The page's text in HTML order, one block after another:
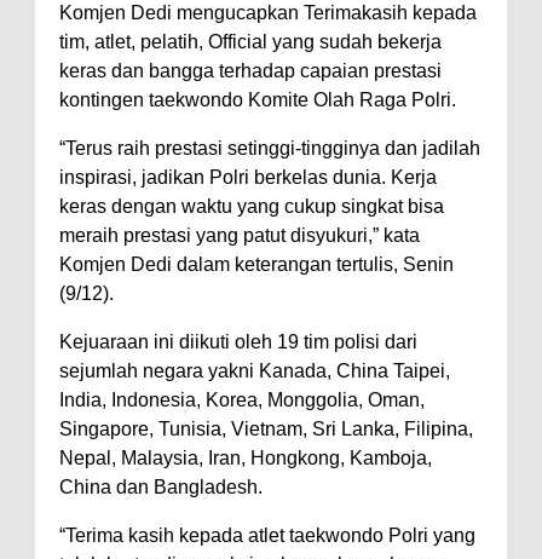
Komjen Dedi mengucapkan Terimakasih kepada
tim, atlet, pelatih, Official yang sudah bekerja
keras dan bangga terhadap capaian prestasi
kontingen taekwondo Komite Olah Raga Polri.
“Terus raih prestasi setinggi-tingginya dan jadilah
inspirasi, jadikan Polri berkelas dunia. Kerja
keras dengan waktu yang cukup singkat bisa
meraih prestasi yang patut disyukuri,” kata
Komjen Dedi dalam keterangan tertulis, Senin
(9/12).
Kejuaraan ini diikuti oleh 19 tim polisi dari
sejumlah negara yakni Kanada, China Taipei,
India, Indonesia, Korea, Monggolia, Oman,
Singapore, Tunisia, Vietnam, Sri Lanka, Filipina,
Nepal, Malaysia, Iran, Hongkong, Kamboja,
China dan Bangladesh.
“Terima kasih kepada atlet taekwondo Polri yang